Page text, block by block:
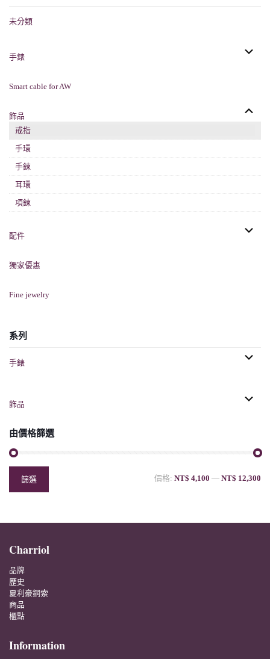
未分類
手錶
Smart cable for AW
飾品
戒指
手環
手鍊
耳環
項鍊
配件
獨家優惠
Fine jewelry
系列
手錶
飾品
由價格篩選
篩選 價格: NT$ 4,100 — NT$ 12,300
Charriol
品牌
歷史
夏利豪鋼索
商品
櫃點
Information